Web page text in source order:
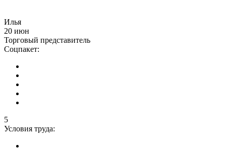
Илья
20 июн
Торговый представитель
Соцпакет:
5
Условия труда: